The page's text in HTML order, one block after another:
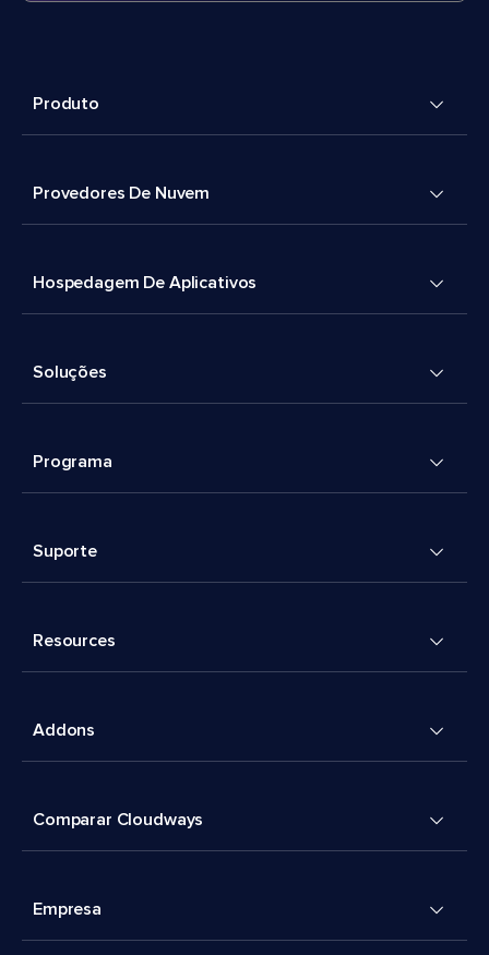
Produto
Provedores De Nuvem
Hospedagem De Aplicativos
Soluções
Programa
Suporte
Resources
Addons
Comparar Cloudways
Empresa